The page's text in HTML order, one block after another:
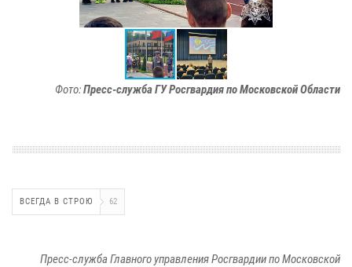
Фото:Пресс-служба ГУ Росгвардия по Московской Области
ВСЕГДА В СТРОЮ 62
Пресс-служба Главного управления Росгвардии по Московской